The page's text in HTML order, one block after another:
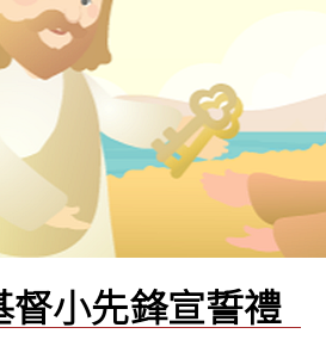
督小先鋒宣誓禮